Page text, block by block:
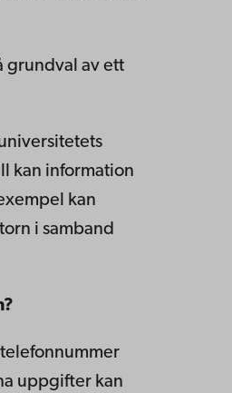
grundval av ett
kan information
kan
i samband
uppgifter kan